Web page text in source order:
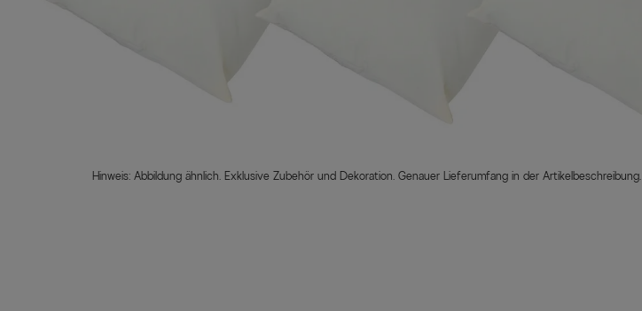
Hinweis: Abbildung ähnlich. Exklusive Zubehör und Dekoration. Genauer Lieferumfang in der Artikelbeschreibung.